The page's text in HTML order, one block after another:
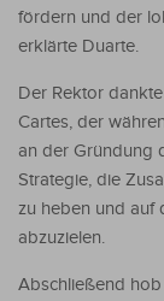
fördern und der
erklärte Duarte.
Der Rektor
Cartes, der
an der Gründung
Strategie, die
zu heben und auf
abzuzielen.
Abschließend